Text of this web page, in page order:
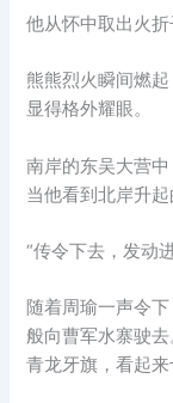
他从怀中取出火折
熊熊烈火瞬间燃
显得格外耀眼。
南岸的东吴大营
当他看到北岸升
“传令下去，发动
随着周瑜一声令
般向曹军水寨驶
青龙牙旗，看起来